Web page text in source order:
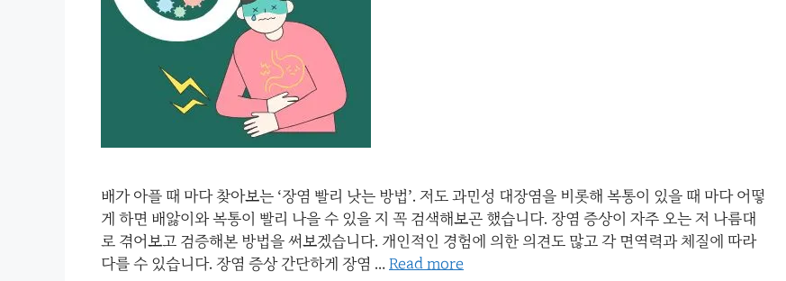
배가 아플 때 마다 찾아보는 ‘장염 빨리 낫는 방법’. 저도 과민성 대장염을 비롯해 복통이 있을 때 마다 어떻
게 하면 배앓이와 복통이 빨리 나을 수 있을 지 꼭 검색해보곤 했습니다. 장염 증상이 자주 오는 저 나름대
로 겪어보고 검증해본 방법을 써보겠습니다. 개인적인 경험에 의한 의견도 많고 각 면역력과 체질에 따라
다를 수 있습니다. 장염 증상 간단하게 장염 … Read more